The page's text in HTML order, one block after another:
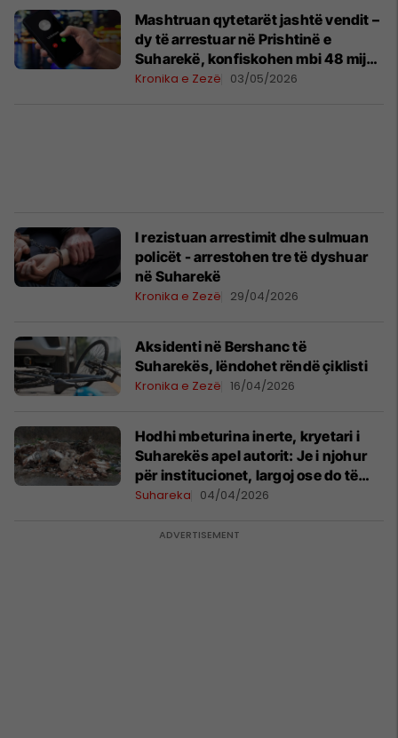
Mashtruan qytetarët jashtë vendit –
dy të arrestuar në Prishtinë e
Suharekë, konfiskohen mbi 48 mijë
euro
Kronika e Zezë 03/05/2026
I rezistuan arrestimit dhe sulmuan
policët - arrestohen tre të dyshuar
në Suharekë
Kronika e Zezë 29/04/2026
Aksidenti në Bershanc të
Suharekës, lëndohet rëndë çiklisti
Kronika e Zezë 16/04/2026
Hodhi mbeturina inerte, kryetari i
Suharekës apel autorit: Je i njohur
për institucionet, largoj ose do të
marrësh gjobë
Suhareka 04/04/2026